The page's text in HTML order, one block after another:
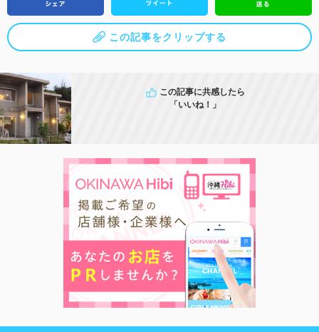
この記事をクリップする
この記事に共感したら
「いいね！」